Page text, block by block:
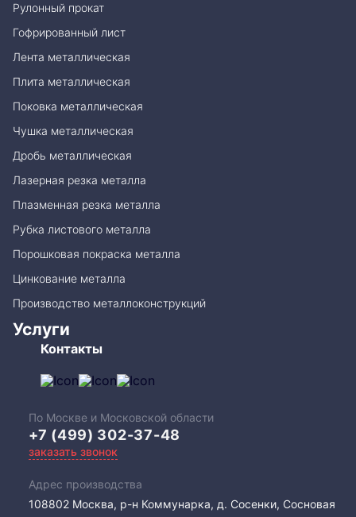
Рулонный прокат
Гофрированный лист
Лента металлическая
Плита металлическая
Поковка металлическая
Чушка металлическая
Дробь металлическая
Лазерная резка металла
Плазменная резка металла
Рубка листового металла
Порошковая покраска металла
Цинкование металла
Производство металлоконструкций
Услуги
Контакты
По Москве и Московской области
+7 (499) 302-37-48
заказать звонок
Адрес производства
108802​ Москва, р-н Коммунарка, д. Сосенки, Сосновая